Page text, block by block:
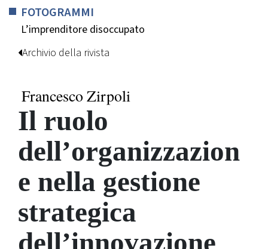
FOTOGRAMMI
L’imprenditore disoccupato
Archivio della rivista
Francesco Zirpoli
Il ruolo
dell’organizzazion
e nella gestione
strategica
dell’innovazione